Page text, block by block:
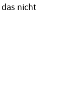
nicht